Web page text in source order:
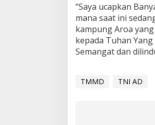
“Saya ucapkan
mana saat ini
kampung Aroa
kepada Tuhan
Semangat dan
TMMD TNI AD